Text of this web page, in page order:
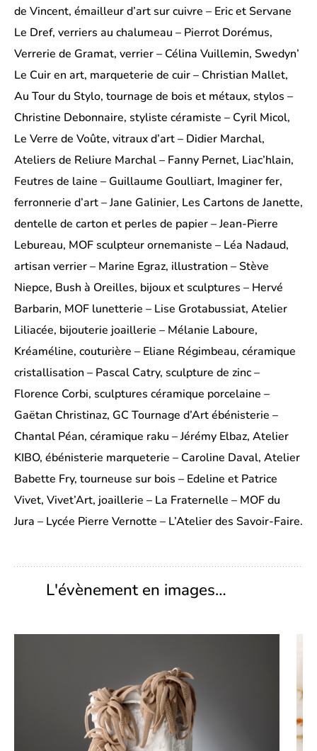
de Vincent, émailleur d’art sur cuivre – Eric et Servane
Le Dref, verriers au chalumeau – Pierrot Dorémus,
Verrerie de Gramat, verrier – Célina Vuillemin, Swedyn’
Le Cuir en art, marqueterie de cuir – Christian Mallet,
Au Tour du Stylo, tournage de bois et métaux, stylos –
Christine Debonnaire, styliste céramiste – Cyril Micol,
Le Verre de Voûte, vitraux d’art – Didier Marchal,
Ateliers de Reliure Marchal – Fanny Pernet, Liac’hlain,
Feutres de laine – Guillaume Goulliart, Imaginer fer,
ferronnerie d’art – Jane Galinier, Les Cartons de Janette,
dentelle de carton et perles de papier – Jean-Pierre
Lebureau, MOF sculpteur ornemaniste – Léa Nadaud,
artisan verrier – Marine Egraz, illustration – Stève
Niepce, Bush à Oreilles, bijoux et sculptures – Hervé
Barbarin, MOF lunetterie – Lise Grotabussiat, Atelier
Liliacée, bijouterie joaillerie – Mélanie Laboure,
Kréaméline, couturière – Eliane Régimbeau, céramique
cristallisation – Pascal Catry, sculpture de zinc –
Florence Corbi, sculptures céramique porcelaine –
Gaëtan Christinaz, GC Tournage d’Art ébénisterie –
Chantal Péan, céramique raku – Jérémy Elbaz, Atelier
KIBO, ébénisterie marqueterie – Caroline Daval, Atelier
Babette Fry, tourneuse sur bois – Edeline et Patrice
Vivet, Vivet’Art, joaillerie – La Fraternelle – MOF du
Jura – Lycée Pierre Vernotte – L’Atelier des Savoir-Faire.
L'évènement en images…